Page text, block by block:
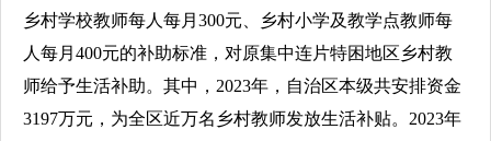
乡村学校教师每人每月300元、乡村小学及教学点教师每
人每月400元的补助标准，对原集中连片特困地区乡村教
师给予生活补助。其中，2023年，自治区本级共安排资金
3197万元，为全区近万名乡村教师发放生活补贴。2023年